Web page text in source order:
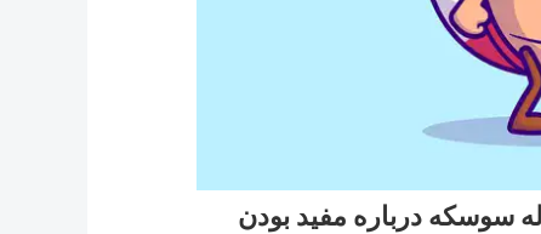
سوسکه درباره مفید بودن